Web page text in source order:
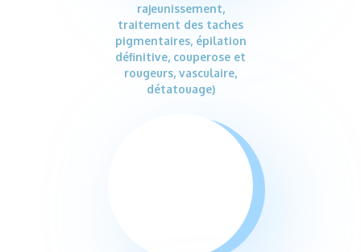
rajeunissement,
traitement des taches
pigmentaires, épilation
définitive, couperose et
rougeurs, vasculaire,
détatouage)